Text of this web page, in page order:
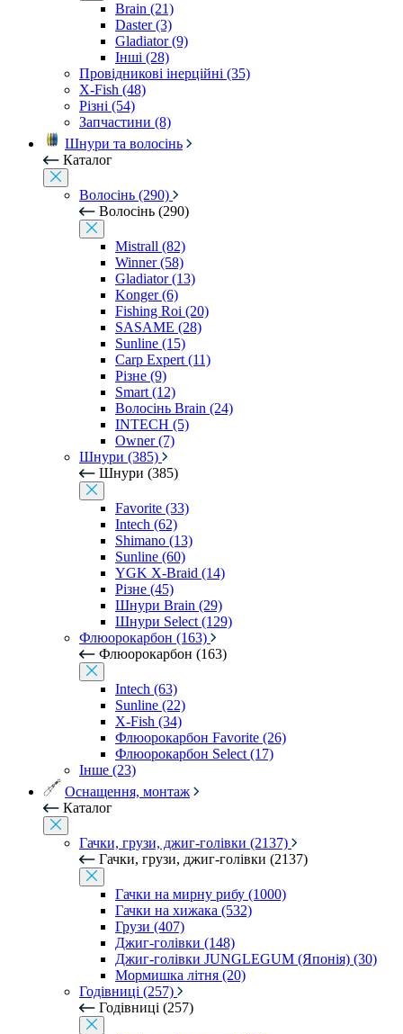
Brain (21)
Daster (3)
Gladiator (9)
Інші (28)
Провідникові інерційні (35)
X-Fish (48)
Різні (54)
Запчастини (8)
Шнури та волосінь
Каталог
Волосінь (290)
Волосінь (290)
Mistrall (82)
Winner (58)
Gladiator (13)
Konger (6)
Fishing Roi (20)
SASAME (28)
Sunline (15)
Carp Expert (11)
Різне (9)
Smart (12)
Волосінь Brain (24)
INTECH (5)
Owner (7)
Шнури (385)
Шнури (385)
Favorite (33)
Intech (62)
Shimano (13)
Sunline (60)
YGK X-Braid (14)
Різне (45)
Шнури Brain (29)
Шнури Select (129)
Флюорокарбон (163)
Флюорокарбон (163)
Intech (63)
Sunline (22)
X-Fish (34)
Флюорокарбон Favorite (26)
Флюорокарбон Select (17)
Інше (23)
Оснащення, монтаж
Каталог
Гачки, грузи, джиг-голівки (2137)
Гачки, грузи, джиг-голівки (2137)
Гачки на мирну рибу (1000)
Гачки на хижака (532)
Грузи (407)
Джиг-голівки (148)
Джиг-голівки JUNGLEGUM (Японія) (30)
Мормишка літня (20)
Годівниці (257)
Годівниці (257)